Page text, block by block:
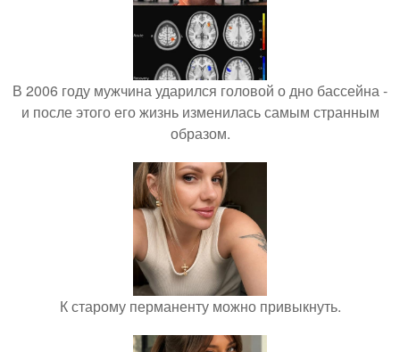
В 2006 году мужчина ударился головой о дно бассейна -
и после этого его жизнь изменилась самым странным
образом.
К старому перманенту можно привыкнуть.